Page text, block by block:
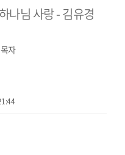
나님 사랑 - 김유경
자